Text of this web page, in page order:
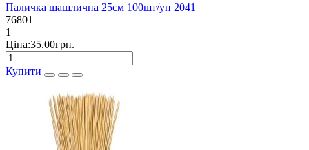
Паличка шашлична 25см 100шт/уп 2041
76801
1
Ціна:35.00грн.
Купити